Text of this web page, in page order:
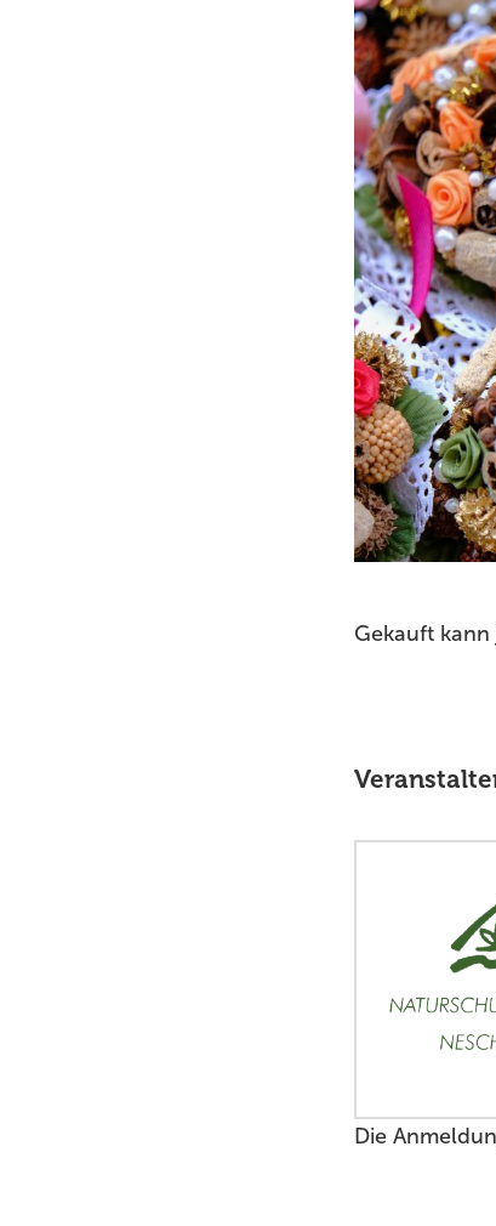
Gekauft
Die